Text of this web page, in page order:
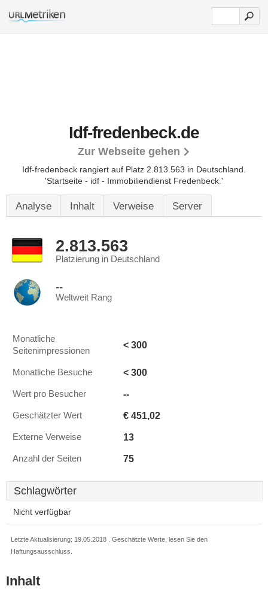
Idf-fredenbeck.de
Zur Webseite gehen
Idf-fredenbeck rangiert auf Platz 2.813.563 in Deutschland.
'Startseite - idf - Immobiliendienst Fredenbeck.'
Analyse Inhalt Verweise Server
2.813.563
Platzierung in Deutschland
--
Weltweit Rang
Monatliche
Seitenimpressionen
< 300
Monatliche Besuche < 300
Wert pro Besucher --
Geschätzter Wert € 451,02
Externe Verweise 13
Anzahl der Seiten 75
Schlagwörter
Nicht verfügbar
Letzte Aktualisierung: 19.05.2018 . Geschätzte Werte, lesen Sie den
Haftungsausschluss.
Inhalt